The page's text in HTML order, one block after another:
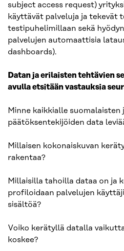
subject access request)
käyttävät palveluja ja tekevät
testipuhelimillaan sekä
palvelujen automaattisia
dashboards).
Datan ja erilaisten tehtävien
avulla etsitään vastauksia
Minne kaikkialle
päätöksentekijöiden data
Millaisen kokonaiskuvan
rakentaa?
Millaisilla tahoilla dataa on ja
profiloidaan palvelujen
sisältöä?
Voiko kerätyllä datalla
koskee?